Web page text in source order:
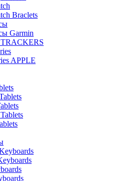
Braclets
Garmin
APPLE